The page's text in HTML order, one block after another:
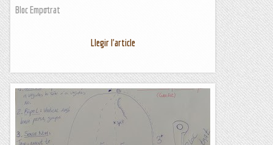
Bloc Empotrat
Llegir l'article